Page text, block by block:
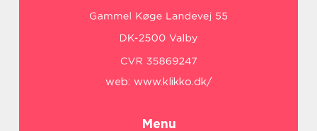
web: www.klikko.dk/
Menu